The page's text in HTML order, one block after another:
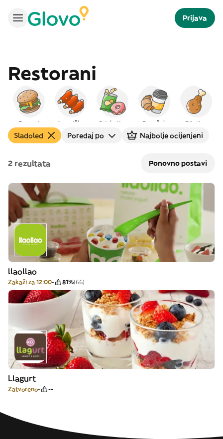
Prijava
Restorani
Burgeri Američka Grickalice Doručak Piletina
Sladoled Poredaj po Najbolje ocijenjeni
2 rezultata Ponovno postavi
llaollao
Zakaži za 12:00 81%(66)
Llagurt
Zatvoreno --